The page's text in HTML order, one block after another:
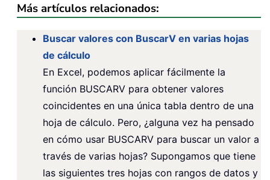
Más artículos relacionados:
Buscar valores con BuscarV en varias hojas
de cálculo
En Excel, podemos aplicar fácilmente la
función BUSCARV para obtener valores
coincidentes en una única tabla dentro de una
hoja de cálculo. Pero, ¿alguna vez ha pensado
en cómo usar BUSCARV para buscar un valor a
través de varias hojas? Supongamos que tiene
las siguientes tres hojas con rangos de datos y